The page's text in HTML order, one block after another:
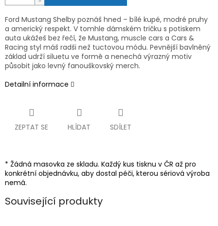
Ford Mustang Shelby poznáš hned – bílé kupé, modré pruhy
a americký respekt. V tomhle dámském tričku s potiskem
auta ukážeš bez řečí, že Mustang, muscle cars a Cars &
Racing styl máš radši než tuctovou módu. Pevnější bavlněný
základ udrží siluetu ve formě a nenechá výrazný motiv
působit jako levný fanouškovský merch.
Detailní informace
ZEPTAT SE HLÍDAT SDÍLET
* Žádná masovka ze skladu. Každý kus tisknu v ČR až pro
konkrétní objednávku, aby dostal péči, kterou sériová výroba
nemá.
Související produkty